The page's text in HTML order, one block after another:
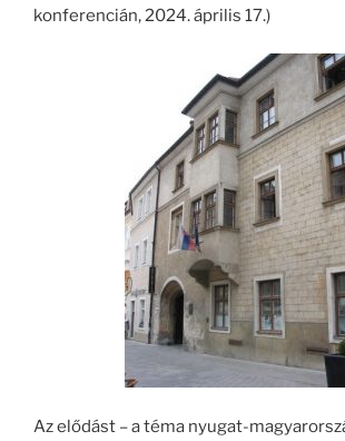
konferencián, 2024. április 17.)
Az elődást – a téma nyugat-